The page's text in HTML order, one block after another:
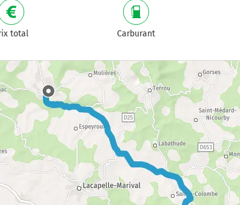
total Carburant